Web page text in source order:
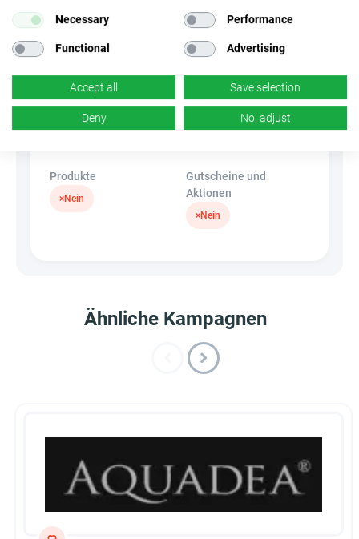
k.A.
×Nein
Banner
×Nein
HideLink
✓Ja
Produkte
×Nein
Gutscheine und
Aktionen
×Nein
Ähnliche Kampagnen
Necessary Performance
Functional Advertising
Accept all Save selection
Deny No, adjust